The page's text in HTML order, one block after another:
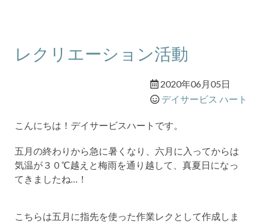
レクリエーション活動
2020年06月05日
デイサービス ハート
こんにちは！デイサービスハートです。
五月の終わりから急に暑くなり、六月に入ってからは
気温が３０℃越えと梅雨を通り越して、真夏日になっ
てきましたね…！
こちらは五月に指先を使った作業レクとして作成しま